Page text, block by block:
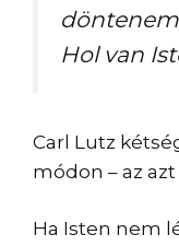
Hol van
Carl Lutz
módon – az
Ha Isten nem